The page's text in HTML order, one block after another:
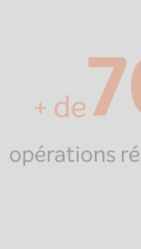
+ de
opérations